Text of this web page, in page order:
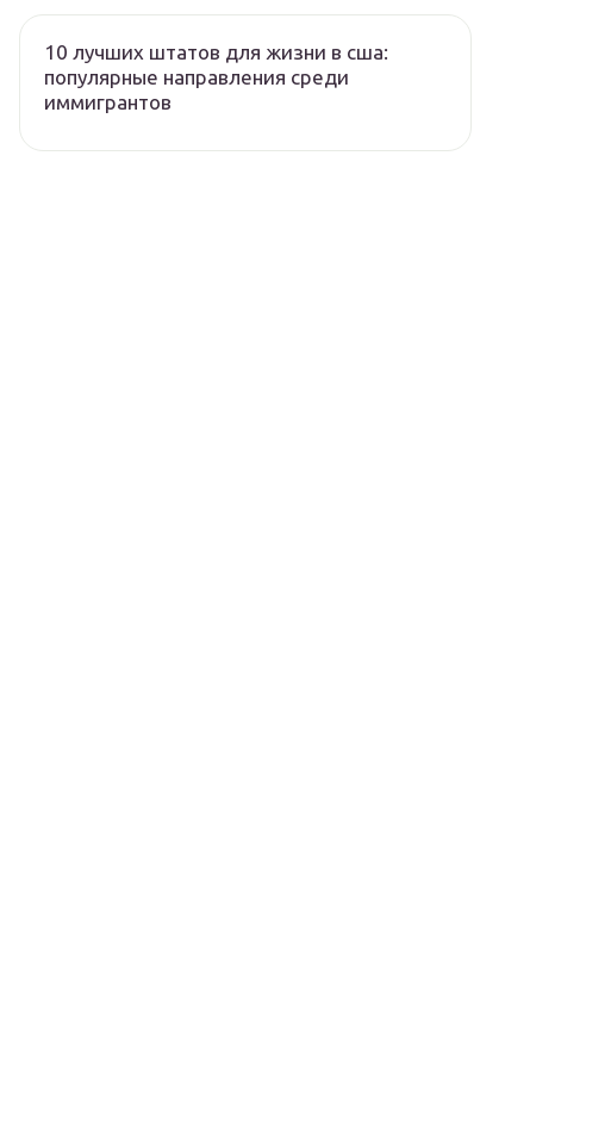
10 лучших штатов для жизни в сша:
популярные направления среди
иммигрантов